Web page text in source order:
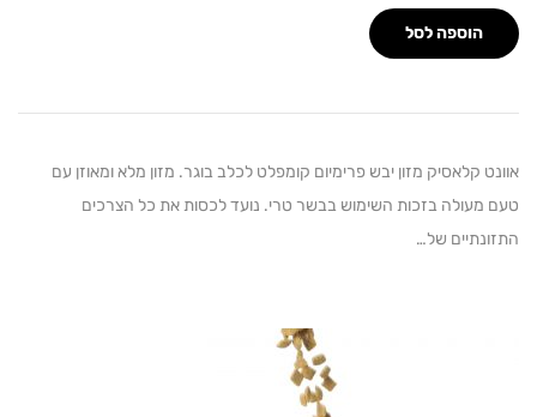
הוספה לסל
קלאסיק מזון יבש פרימיום קומפלט לכלב בוגר. מזון מלא ומאוזן עם
בזכות השימוש בבשר טרי. נועד לכסות את כל הצרכים
של…